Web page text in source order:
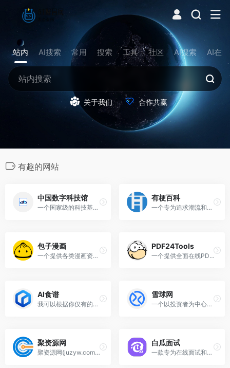
站内 AI搜索 常用 搜索 工具 社区 AI搜索 AI在
关于我们 合作共赢
有趣的网站
中国数字科技馆
一个国家级的科技基础条件平台,旨在通过数字化手段展示和传播科技知识
有梗百科
一个专为追求潮流和幽默的年轻人打造的知识分享平台
包子漫画
一个提供各类漫画资源的在线平台
PDF24Tools
一个提供全面在线PDF处理工具的平台
AI食谱
我可以根据你仅有的食材为你定制菜谱
雪球网
一个以投资者为中心的金融投资社区
聚资源网
聚资源网(juzyw.com)，是一家聚合了全网资源的网址导航网站
白瓜面试
一款专为在线面试和笔试场景设计的 AI 助手，支持实时语音识别、图片识别、智能辅助回答、双设备互连等功能，全平台适用。不惧面试，助你轻松拿 Offer。